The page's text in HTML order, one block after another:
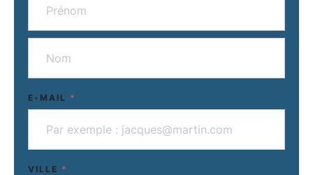
E-MAIL *
VILLE *